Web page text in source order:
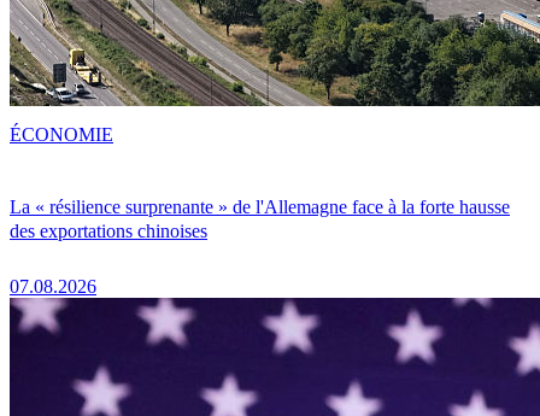
La « résilience surprenante » de l'Allemagne face à la forte hausse
des exportations chinoises
07.08.2026
ÉCONOMIE